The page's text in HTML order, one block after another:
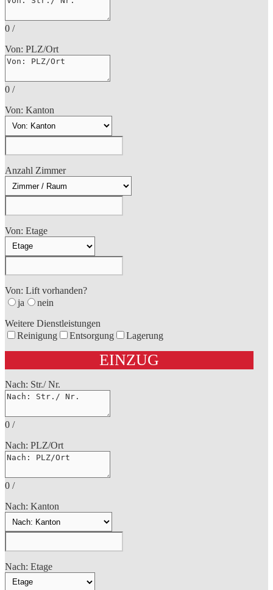
0 /
Von: PLZ/Ort
0 /
Von: Kanton
Anzahl Zimmer
Von: Etage
Von: Lift vorhanden?
ja
nein
Weitere Dienstleistungen
Reinigung
Entsorgung Lagerung
EINZUG
Nach: Str./ Nr.
0 /
Nach: PLZ/Ort
0 /
Nach: Kanton
Nach: Etage